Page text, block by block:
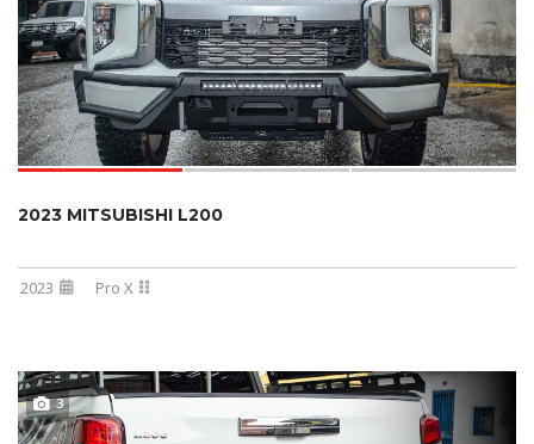
2023 MITSUBISHI L200
2023 Pro X
3